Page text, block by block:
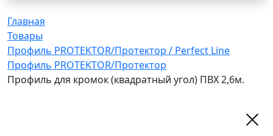
Главная
Товары
Профиль PROTEKTOR/Протектор / Perfect Line
Профиль PROTEKTOR/Протектор
Профиль для кромок (квадратный угол) ПВХ 2,6м.